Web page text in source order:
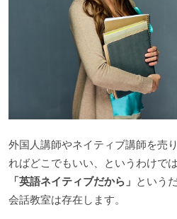
外国人講師やネイティブ講師を売
ればどこでもいい、というわけで
「英語ネイティブだから」 という
会話教室は存在します。